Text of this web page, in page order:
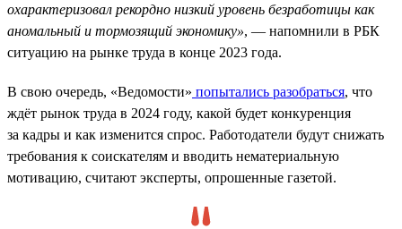
охарактеризовал рекордно низкий уровень безработицы как
аномальный и тормозящий экономику», — напомнили в РБК
ситуацию на рынке труда в конце 2023 года.
В свою очередь, «Ведомости» попытались разобраться, что
ждёт рынок труда в 2024 году, какой будет конкуренция
за кадры и как изменится спрос. Работодатели будут снижать
требования к соискателям и вводить нематериальную
мотивацию, считают эксперты, опрошенные газетой.